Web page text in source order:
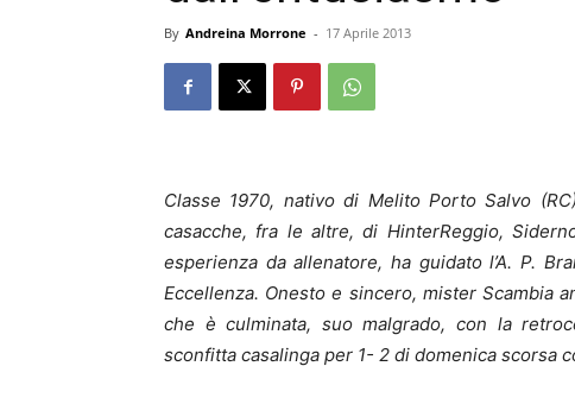
By Andreina Morrone - 17 Aprile 2013
Classe 1970, nativo di Melito Porto Salvo
casacche, fra le altre, di HinterReggio,
esperienza da allenatore, ha guidato l’A. P.
Eccellenza. Onesto e sincero, mister Scambia
che è culminata, suo malgrado, con la
sconfitta casalinga per 1- 2 di domenica scorsa